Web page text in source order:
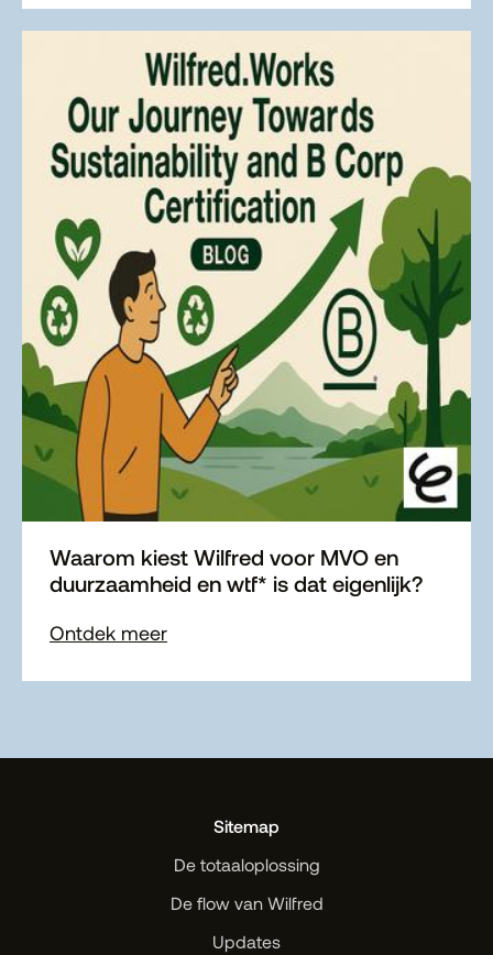
Waarom kiest Wilfred voor MVO en
duurzaamheid en wtf* is dat eigenlijk?
Ontdek meer
Sitemap
De totaaloplossing
De flow van Wilfred
Updates